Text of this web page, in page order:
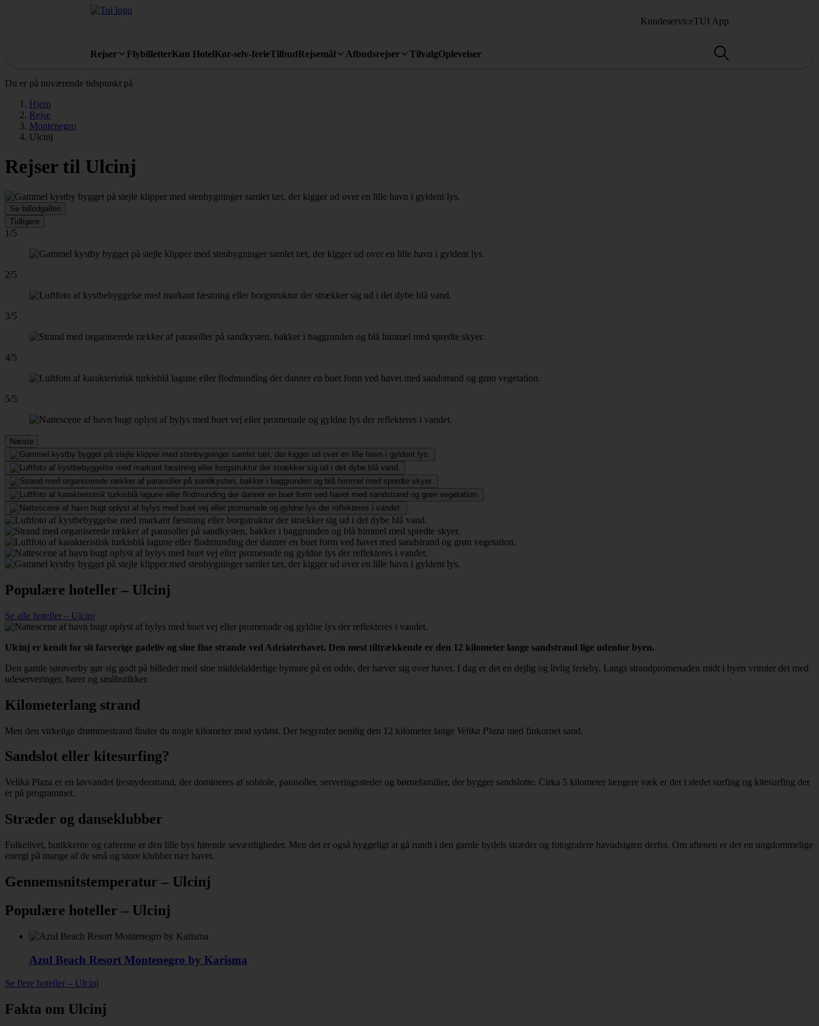
KundeserviceTUI App
Rejser FlybilletterKun HotelKør-selv-ferieTilbudRejsemål Afbudsrejser TilvalgOplevelser
Du er på nuværende tidspunkt på
Hjem
Rejse
Montenegro
Ulcinj
Rejser til Ulcinj
Se billedgalleri
Tidligere
1/5
2/5
3/5
4/5
5/5
Næste
Populære hoteller – Ulcinj
Se alle hoteller – Ulcinj
Ulcinj er kendt for sit farverige gadeliv og sine fine strande ved Adriaterhavet. Den mest tiltrækkende er den 12 kilometer lange sandstrand lige udenfor byen.
Den gamle sørøverby gør sig godt på billeder med sine middelalderlige bymure på en odde, der hæver sig over havet. I dag er det en dejlig og livlig ferieby. Langs strandpromenaden midt i byen vrimler det med
udeserveringer, barer og småbutikker.
Kilometerlang strand
Men den virkelige drømmestrand finder du nogle kilometer mod sydøst. Der begynder nemlig den 12 kilometer lange Velika Plaza med finkornet sand.
Sandslot eller kitesurfing?
Velika Plaza er en lavvandet livsnyderstrand, der domineres af solstole, parasoller, serveringssteder og børnefamilier, der bygger sandslotte. Cirka 5 kilometer længere væk er det i stedet surfing og kitesurfing der
er på programmet.
Stræder og danseklubber
Folkelivet, butikkerne og cafeerne er den lille bys førende seværdigheder. Men det er også hyggeligt at gå rundt i den gamle bydels stræder og fotografere havudsigten derfra. Om aftenen er der en ungdommelige
energi på mange af de små og store klubber nær havet.
Gennemsnitstemperatur – Ulcinj
Populære hoteller – Ulcinj
Azul Beach Resort Montenegro by Karisma
Se flere hoteller – Ulcinj
Fakta om Ulcinj